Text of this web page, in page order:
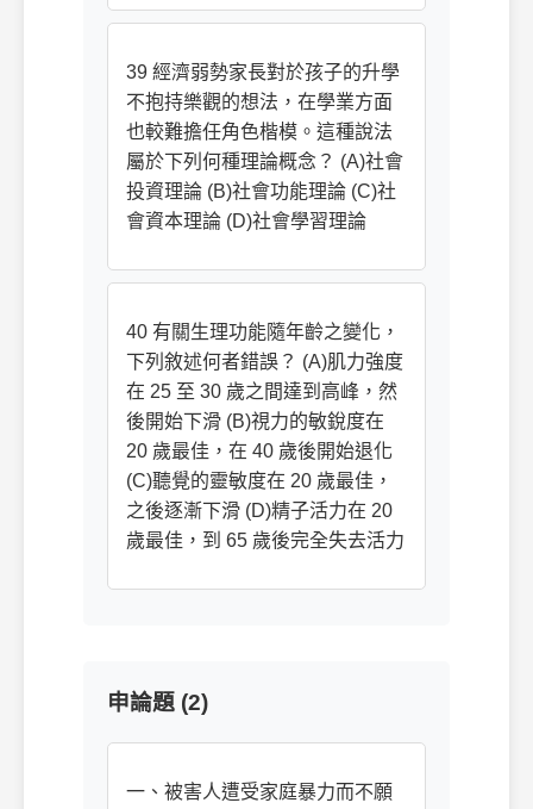
39 經濟弱勢家長對於孩子的升學
不抱持樂觀的想法，在學業方面
也較難擔任角色楷模。這種說法
屬於下列何種理論概念？ (A)社會
投資理論 (B)社會功能理論 (C)社
會資本理論 (D)社會學習理論
40 有關生理功能隨年齡之變化，
下列敘述何者錯誤？ (A)肌力強度
在 25 至 30 歲之間達到高峰，然
後開始下滑 (B)視力的敏銳度在
20 歲最佳，在 40 歲後開始退化
(C)聽覺的靈敏度在 20 歲最佳，
之後逐漸下滑 (D)精子活力在 20
歲最佳，到 65 歲後完全失去活力
申論題 (2)
一、被害人遭受家庭暴力而不願